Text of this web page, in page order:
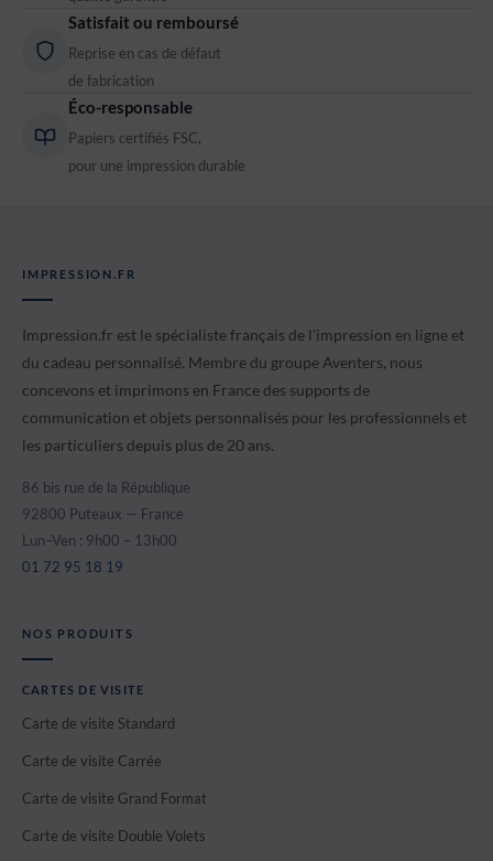
Satisfait ou remboursé
Reprise en cas de défaut
de fabrication
Éco-responsable
Papiers certifiés FSC,
pour une impression durable
IMPRESSION.FR
Impression.fr est le spécialiste français de l'impression en ligne et
du cadeau personnalisé. Membre du groupe Aventers, nous
concevons et imprimons en France des supports de
communication et objets personnalisés pour les professionnels et
les particuliers depuis plus de 20 ans.
86 bis rue de la République
92800 Puteaux — France
Lun–Ven : 9h00 – 13h00
01 72 95 18 19
NOS PRODUITS
CARTES DE VISITE
Carte de visite Standard
Carte de visite Carrée
Carte de visite Grand Format
Carte de visite Double Volets